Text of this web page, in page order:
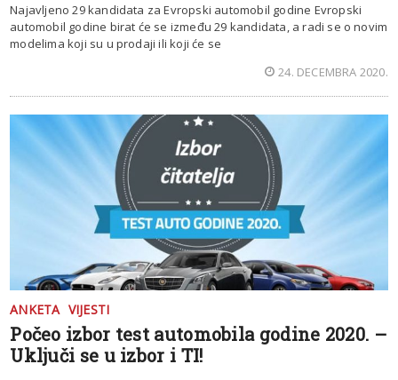
Najavljeno 29 kandidata za Evropski automobil godine Evropski
automobil godine birat će se između 29 kandidata, a radi se o novim
modelima koji su u prodaji ili koji će se
24. DECEMBRA 2020.
ANKETA VIJESTI
Počeo izbor test automobila godine 2020. –
Uključi se u izbor i TI!